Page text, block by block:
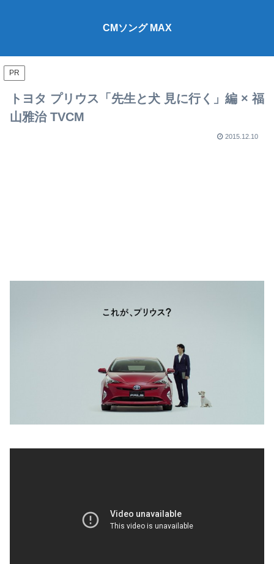
CMソング MAX
PR
トヨタ プリウス「先生と犬 見に行く」編 × 福
山雅治 TVCM
2015.12.10